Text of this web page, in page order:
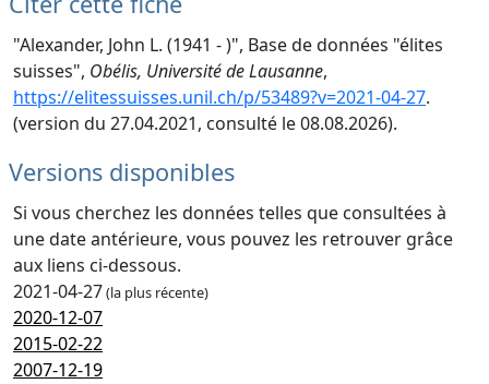
"Alexander, John L. (1941 - )", Base de données "élites
suisses", Obélis, Université de Lausanne,
https://elitessuisses.unil.ch/p/53489?v=2021-04-27.
(version du 27.04.2021, consulté le 08.08.2026).
Versions disponibles
Si vous cherchez les données telles que consultées à
une date antérieure, vous pouvez les retrouver grâce
aux liens ci-dessous.
2021-04-27(la plus récente)
2020-12-07
2015-02-22
2007-12-19